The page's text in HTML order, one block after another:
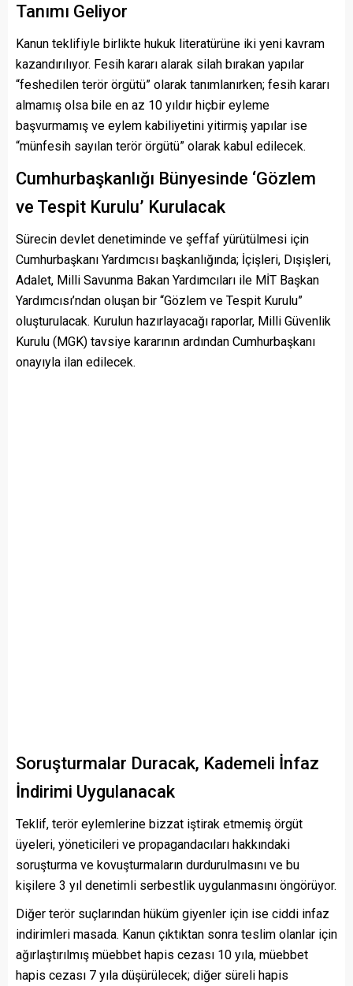
Tanımı Geliyor
Kanun teklifiyle birlikte hukuk literatürüne iki yeni kavram
kazandırılıyor. Fesih kararı alarak silah bırakan yapılar
“feshedilen terör örgütü” olarak tanımlanırken; fesih kararı
almamış olsa bile en az 10 yıldır hiçbir eyleme
başvurmamış ve eylem kabiliyetini yitirmiş yapılar ise
“münfesih sayılan terör örgütü” olarak kabul edilecek.
Cumhurbaşkanlığı Bünyesinde ‘Gözlem
ve Tespit Kurulu’ Kurulacak
Sürecin devlet denetiminde ve şeffaf yürütülmesi için
Cumhurbaşkanı Yardımcısı başkanlığında; İçişleri, Dışişleri,
Adalet, Milli Savunma Bakan Yardımcıları ile MİT Başkan
Yardımcısı’ndan oluşan bir “Gözlem ve Tespit Kurulu”
oluşturulacak. Kurulun hazırlayacağı raporlar, Milli Güvenlik
Kurulu (MGK) tavsiye kararının ardından Cumhurbaşkanı
onayıyla ilan edilecek.
Soruşturmalar Duracak, Kademeli İnfaz
İndirimi Uygulanacak
Teklif, terör eylemlerine bizzat iştirak etmemiş örgüt
üyeleri, yöneticileri ve propagandacıları hakkındaki
soruşturma ve kovuşturmaların durdurulmasını ve bu
kişilere 3 yıl denetimli serbestlik uygulanmasını öngörüyor.
Diğer terör suçlarından hüküm giyenler için ise ciddi infaz
indirimleri masada. Kanun çıktıktan sonra teslim olanlar için
ağırlaştırılmış müebbet hapis cezası 10 yıla, müebbet
hapis cezası 7 yıla düşürülecek; diğer süreli hapis